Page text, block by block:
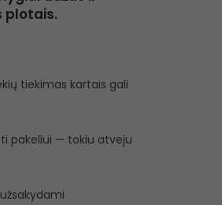
plotais.
tiekimas kartais gali
pakeliui — tokiu atveju